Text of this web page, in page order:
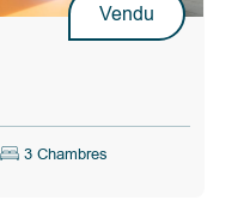
Vendu
3 Chambres